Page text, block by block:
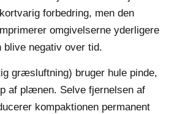
forbedring, men den
omgivelserne yderligere
negativ over tid.
græsluftning) bruger hule pinde,
af plænen. Selve fjernelsen af
kompaktionen permanent